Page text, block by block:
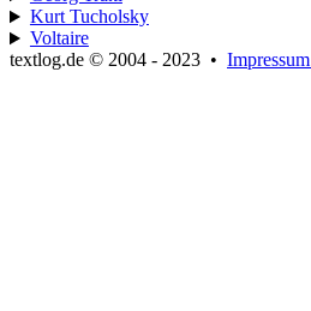
Kurt Tucholsky
Voltaire
textlog.de © 2004 - 2023 • Impressum